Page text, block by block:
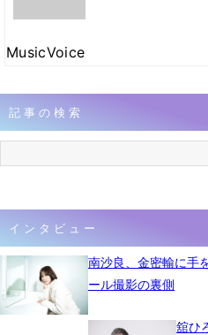
MusicVoice
記事の検索
インタビュー
南沙良、金密輸に手
ール撮影の裏側
舘ひ